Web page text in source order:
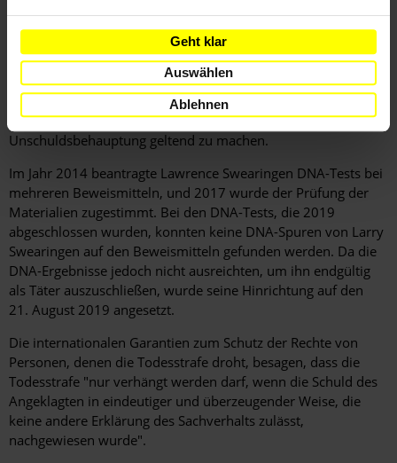
Geht klar
Auswählen
Ablehnen
ihrem Fund im Wald abgelegt. Es fanden danach mehrere
Verfahren vor verschiedenen Gerichten statt. Im Jahr 2011
wurde ein neuer Hinrichtungstermin genannt, bevor ein
weiterer Aufschub der Vollstreckung ausgesprochen wurde,
um Larry Swearingen die Möglichkeit zu geben, seine
Unschuldsbehauptung geltend zu machen.
Im Jahr 2014 beantragte Lawrence Swearingen DNA-Tests bei
mehreren Beweismitteln, und 2017 wurde der Prüfung der
Materialien zugestimmt. Bei den DNA-Tests, die 2019
abgeschlossen wurden, konnten keine DNA-Spuren von Larry
Swearingen auf den Beweismitteln gefunden werden. Da die
DNA-Ergebnisse jedoch nicht ausreichten, um ihn endgültig
als Täter auszuschließen, wurde seine Hinrichtung auf den
21. August 2019 angesetzt.
Die internationalen Garantien zum Schutz der Rechte von
Personen, denen die Todesstrafe droht, besagen, dass die
Todesstrafe "nur verhängt werden darf, wenn die Schuld des
Angeklagten in eindeutiger und überzeugender Weise, die
keine andere Erklärung des Sachverhalts zulässt,
nachgewiesen wurde".